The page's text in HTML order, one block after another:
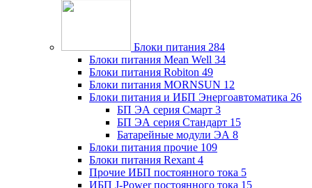
Блоки питания 284
Блоки питания Mean Well 34
Блоки питания Robiton 49
Блоки питания MORNSUN 12
Блоки питания и ИБП Энергоавтоматика 26
БП ЭА серия Смарт 3
БП ЭА серия Стандарт 15
Батарейные модули ЭА 8
Блоки питания прочие 109
Блоки питания Rexant 4
Прочие ИБП постоянного тока 5
ИБП J-Power постоянного тока 15